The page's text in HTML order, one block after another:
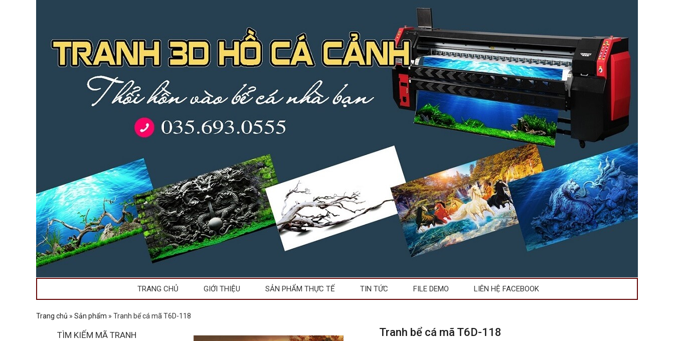
TRANG CHỦ GIỚI THIỆU SẢN PHẨM THỰC TẾ TIN TỨC FILE DEMO LIÊN HỆ FACEBOOK
Trang chủ » Sản phẩm » Tranh bể cá mã T6D-118
Tranh bể cá mã T6D-118
TÌM KIẾM MÃ TRANH